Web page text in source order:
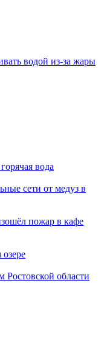
водой из-за жары
вода
сети от медуз в
пожар в кафе
области